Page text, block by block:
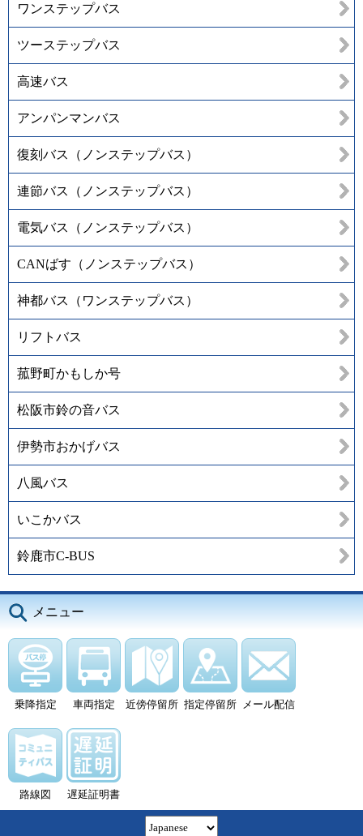
ワンステップバス
ツーステップバス
高速バス
アンパンマンバス
復刻バス（ノンステップバス）
連節バス（ノンステップバス）
電気バス（ノンステップバス）
CANばす（ノンステップバス）
神都バス（ワンステップバス）
リフトバス
菰野町かもしか号
松阪市鈴の音バス
伊勢市おかげバス
八風バス
いこかバス
鈴鹿市C-BUS
メニュー
乗降指定 車両指定 近傍停留所 指定停留所 メール配信
路線図 遅延証明書